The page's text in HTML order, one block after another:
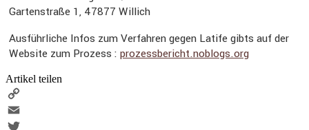
Garten­straße 1, 47877 Willich
Ausführ­liche Infos zum Verfahren gegen Latife gibts auf der
Website zum Prozess : prozess​be​richt​.noblogs​.org
Artikel teilen
Copy
Link
Email